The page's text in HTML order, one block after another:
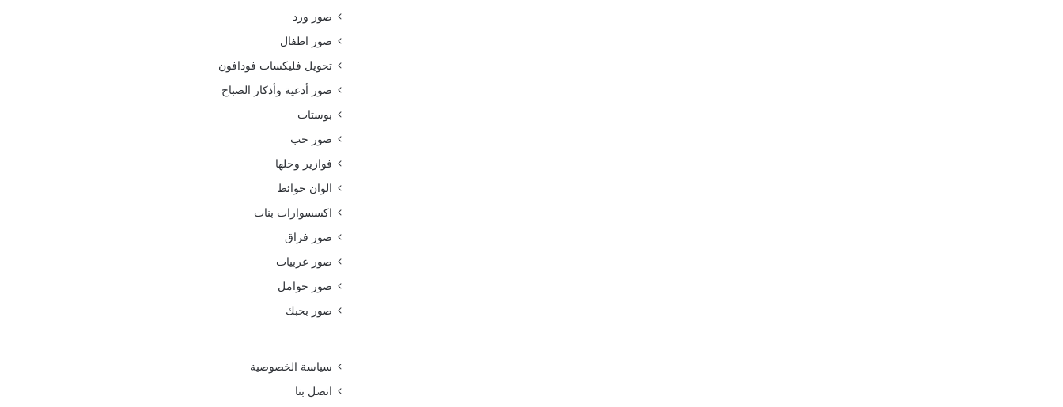
صور ورد
صور اطفال
تحويل فليكسات فودافون
صور أدعية وأذكار الصباح
بوستات
صور حب
فوازير وحلها
الوان حوائط
اكسسوارات بنات
صور فراق
صور عربيات
صور حوامل
صور بحبك
سياسة الخصوصية
اتصل بنا